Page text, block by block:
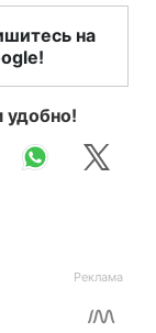
на
удобно!